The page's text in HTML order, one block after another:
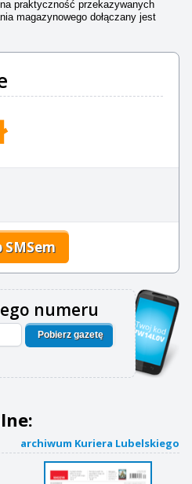
praktyczność przekazywanych
magazynowego dołączany jest
SMSem
numeru
Pobierz gazetę
archiwum Kuriera Lubelskiego